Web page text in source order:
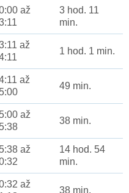
až
3 hod. 11
min.
až
1 hod. 1 min.
až
49 min.
až
38 min.
až
14 hod. 54
min.
až
38 min.